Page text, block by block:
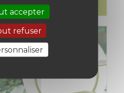
accepter
refuser